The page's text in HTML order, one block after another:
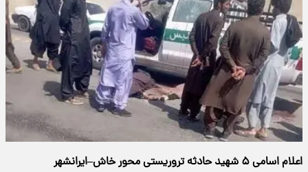
اعلام اسامی ۵ شهید حادثه تروریستی محور خاش–ایرانشهر